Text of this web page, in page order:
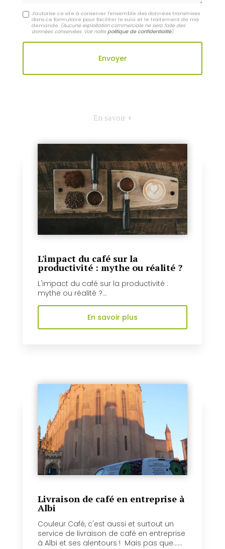
J'autorise ce site à conserver l'ensemble des données transmises
dans ce formulaire pour faciliter le suivi et le traitement de ma
demande. (Aucune exploitation commerciale ne sera faite des
données conservées. Voir notrepolitique de confidentialité)
En savoir +
L'impact du café sur la
productivité : mythe ou réalité ?
L'impact du café sur la productivité :
mythe ou réalité ?...
En savoir plus
Livraison de café en entreprise à
Albi
Couleur Café, c'est aussi et surtout un
service de livraison de café en entreprise
à Albi et ses alentours ! Mais pas que......